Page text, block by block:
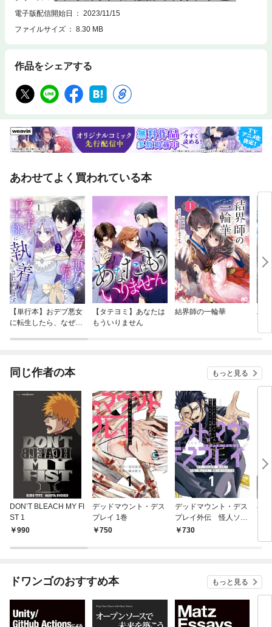
電子版配信開始日
2023/11/15
ファイルサイズ
8.30 MB
作品をシェアする
あわせてよく買われている本
【単行本】おデブ悪女
に転生したら、なぜか
【タテヨミ】あなたは
もういりません
結界師の一輪華
バ
今
同じ作者の本 もっと見る
DON’T BLEACH MY FI
ST 1
990
デッドマウント・デス
プレイ 1巻
750
デッドマウント・デス
プレイ外伝 怪人ソリ
ティアの神仙偽術 1巻
730
小
偽
ドワンゴのおすすめ本 もっと見る